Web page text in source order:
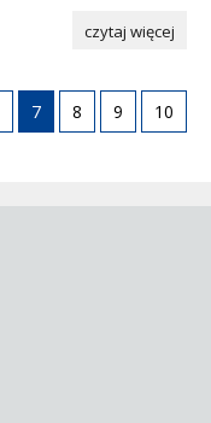
czytaj więcej
7 8 9 10